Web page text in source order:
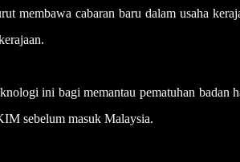
membawa cabaran baru dalam usaha
ini bagi memantau pematuhan badan
sebelum masuk Malaysia.